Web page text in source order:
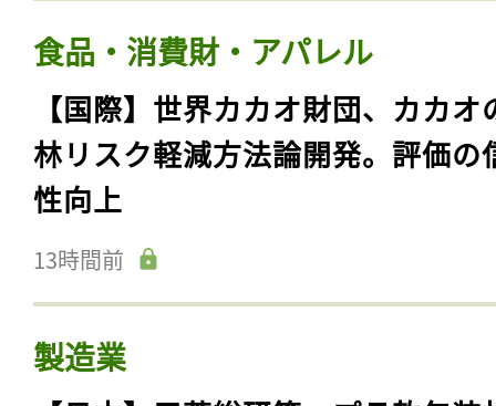
食品・消費財・アパレル
【国際】世界カカオ財団、カカオ
林リスク軽減方法論開発。評価の
性向上
13時間前
製造業